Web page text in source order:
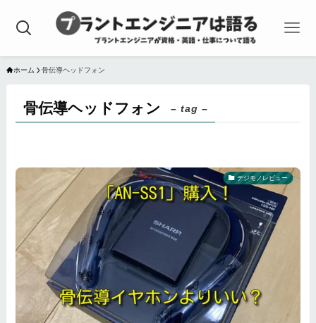
ホーム 骨伝導ヘッドフォン
骨伝導ヘッドフォン – tag –
デジモノレビュー